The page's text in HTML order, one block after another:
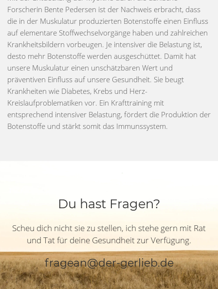
Forscherin Bente Pedersen ist der Nachweis erbracht, dass
die in der Muskulatur produzierten Botenstoffe einen Einfluss
auf elementare Stoffwechselvorgänge haben und zahlreichen
Krankheitsbildern vorbeugen. Je intensiver die Belastung ist,
desto mehr Botenstoffe werden ausgeschüttet. Damit hat
unsere Muskulatur einen unschätzbaren Wert und
präventiven Einfluss auf unsere Gesundheit. Sie beugt
Krankheiten wie Diabetes, Krebs und Herz-
Kreislaufproblematiken vor. Ein Krafttraining mit
entsprechend intensiver Belastung, fördert die Produktion der
Botenstoffe und stärkt somit das Immunssystem.
Du hast Fragen?
Scheu dich nicht sie zu stellen, ich stehe gern mit Rat
und Tat für deine Gesundheit zur Verfügung.
fragean@der-gerlieb.de